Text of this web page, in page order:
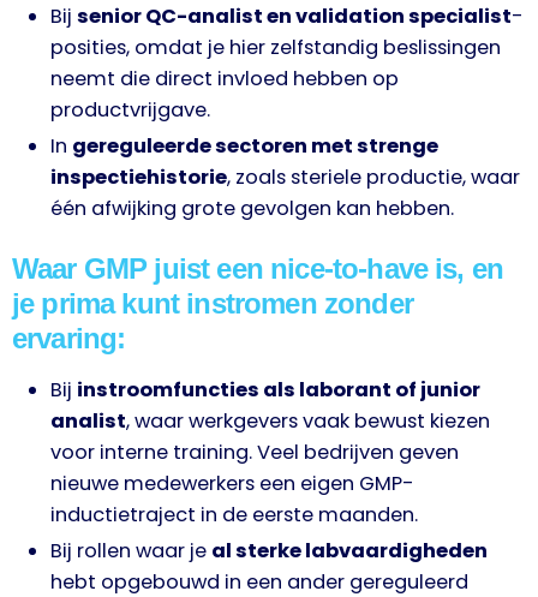
Bij senior QC-analist en validation specialist-
posities, omdat je hier zelfstandig beslissingen
neemt die direct invloed hebben op
productvrijgave.
In gereguleerde sectoren met strenge
inspectiehistorie, zoals steriele productie, waar
één afwijking grote gevolgen kan hebben.
Waar GMP juist een nice-to-have is, en
je prima kunt instromen zonder
ervaring:
Bij instroomfuncties als laborant of junior
analist, waar werkgevers vaak bewust kiezen
voor interne training. Veel bedrijven geven
nieuwe medewerkers een eigen GMP-
inductietraject in de eerste maanden.
Bij rollen waar je al sterke labvaardigheden
hebt opgebouwd in een ander gereguleerd